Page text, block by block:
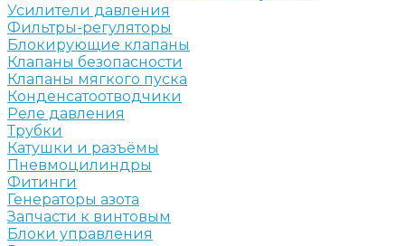
Усилители давления
Фильтры-регуляторы
Блокирующие клапаны
Клапаны безопасности
Клапаны мягкого пуска
Конденсатоотводчики
Реле давления
Трубки
Катушки и разъёмы
Пневмоцилиндры
Фитинги
Генераторы азота
Запчасти к винтовым
Блоки управления